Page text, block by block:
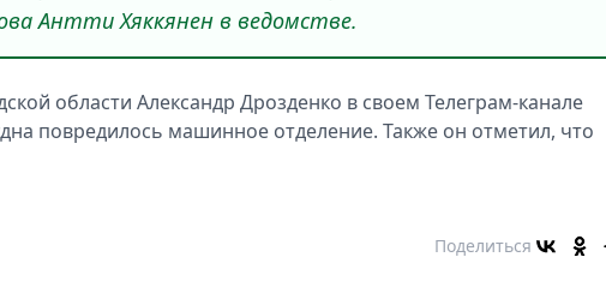
Антти Хяккянен в ведомстве.
области Александр Дрозденко в своем Телеграм-канале
повредилось машинное отделение. Также он отметил, что
Поделиться